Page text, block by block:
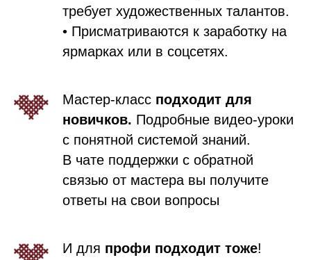
требует художественных талантов.
• Присматриваются к заработку на
ярмарках или в соцсетях.
Мастер-класс подходит для
новичков. Подробные видео-уроки
с понятной системой знаний.
В чате поддержки с обратной
связью от мастера вы получите
ответы на свои вопросы
И для профи подходит тоже!